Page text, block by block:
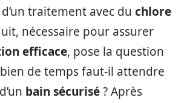
d’un traitement avec du chlore
nécessaire pour assurer
efficace, pose la question
de temps faut-il attendre
bain sécurisé? Après